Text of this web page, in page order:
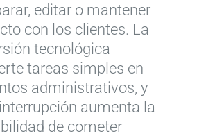
editar o mantener
con los clientes. La
tecnológica
tareas simples en
administrativos, y
aumenta la
de cometer